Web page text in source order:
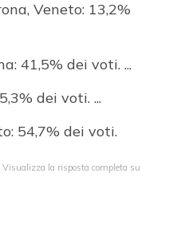
Veneto: 13,2%
41,5% dei voti. ...
dei voti. ...
54,7% dei voti.
Visualizza la risposta completa su